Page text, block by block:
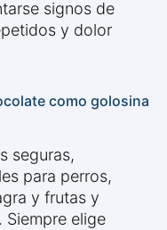
signos de
y dolor
como golosina
seguras,
para perros,
y frutas y
Siempre elige